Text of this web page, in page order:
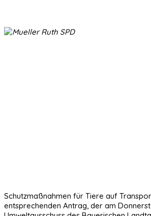
Schutzmaßnahmen für Tiere auf
entsprechenden Antrag, der am